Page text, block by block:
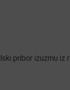
pribor izuzmu iz